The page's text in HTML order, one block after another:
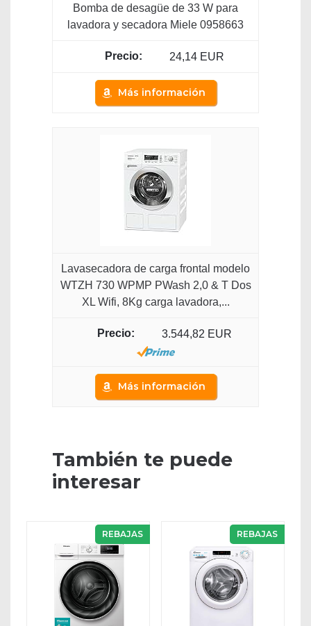
Bomba de desagüe de 33 W para
lavadora y secadora Miele 0958663
24,14 EUR
Más información
Lavasecadora de carga frontal modelo
WTZH 730 WPMP PWash 2,0 & T Dos
XL Wifi, 8Kg carga lavadora,...
3.544,82 EUR
Más información
También te puede
interesar
REBAJAS REBAJAS